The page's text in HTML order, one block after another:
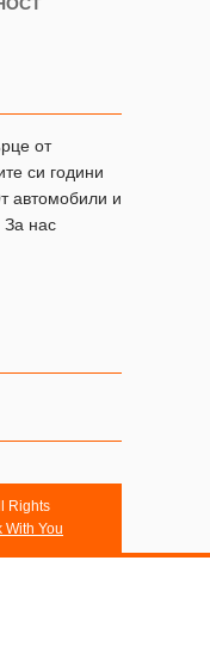
от
си години
автомобили и
нас
Rights
With You